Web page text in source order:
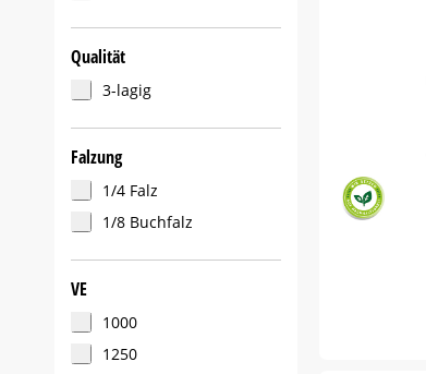
Qualität
3-lagig
Falzung
1/4 Falz
1/8 Buchfalz
VE
1000
1250